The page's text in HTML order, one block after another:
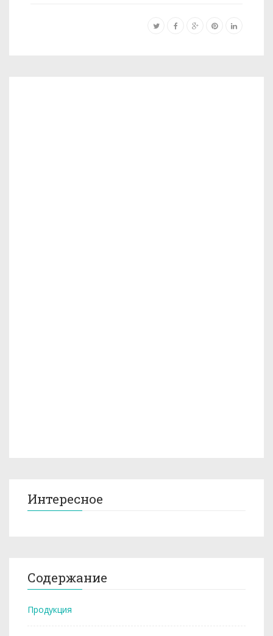
Интересное
Содержание
Продукция